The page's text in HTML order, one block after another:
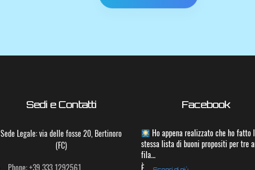
Sedi e Contatti
Sede Legale: via delle fosse 20, Bertinoro
(FC)
Phone: +39 333 1292561
Facebook
Ho appena realizzato che ho fatto
stessa lista di buoni propositi per tre
fila...